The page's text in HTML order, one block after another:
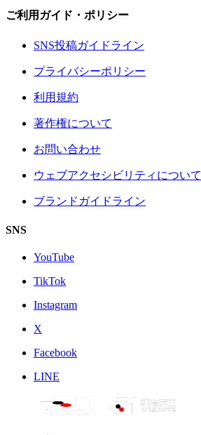
ご利用ガイド・ポリシー
SNS投稿ガイドライン
プライバシーポリシー
利用規約
著作権について
お問い合わせ
ウェブアクセシビリティについて
ブランドガイドライン
SNS
YouTube
TikTok
Instagram
X
Facebook
LINE